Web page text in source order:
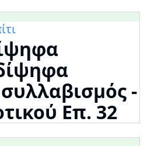
-
Επ. 32